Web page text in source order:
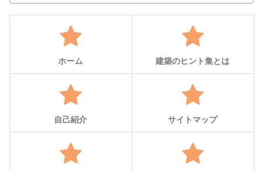
ホーム 建築のヒント集とは
自己紹介 サイトマップ